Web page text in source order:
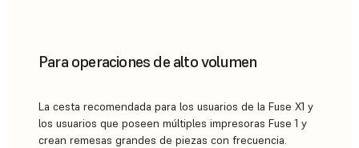
Para operaciones de alto volumen
La cesta recomendada para los usuarios de la Fuse X1 y
los usuarios que poseen múltiples impresoras Fuse 1 y
crean remesas grandes de piezas con frecuencia.